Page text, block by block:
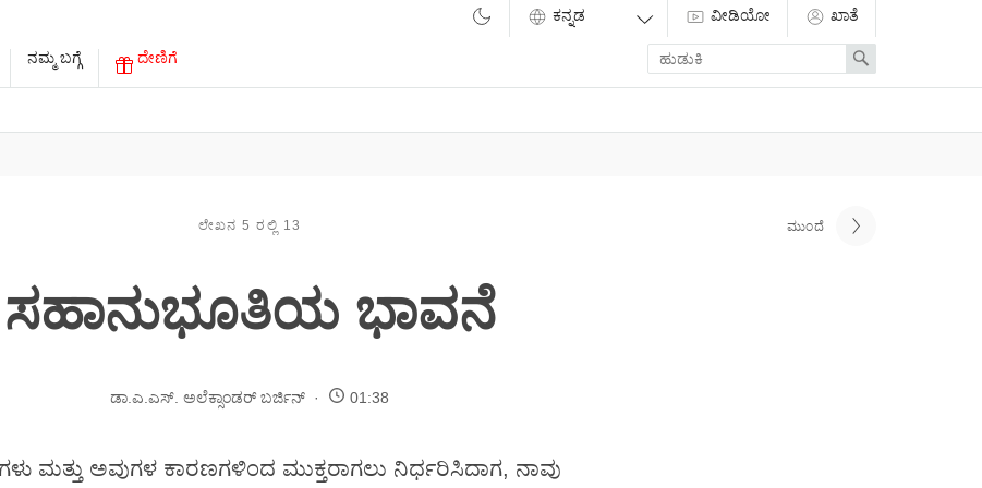
ನಮ್ಮ ಬಗ್ಗೆ ದೇಣಿಗೆ
ವೀಡಿಯೋ ಖಾತೆ
Enter
search
term
Search
ಲೇಖನ 5 ರಲ್ಲಿ 13 ಮುಂದೆ
ಸಹಾನುಭೂತಿಯ ಭಾವನೆ
ಡಾ.ಎ.ಎಸ್. ಅಲೆಕ್ಸಾಂಡರ್ ಬರ್ಜಿನ್ 01:38
ಮತ್ತು ಅವುಗಳ ಕಾರಣಗಳಿಂದ ಮುಕ್ತರಾಗಲು ನಿರ್ಧರಿಸಿದಾಗ, ನಾವು